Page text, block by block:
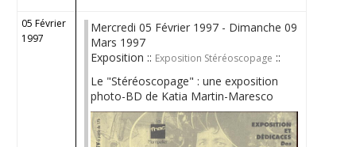
05 Février
1997
Mercredi 05 Février 1997 - Dimanche 09
Mars 1997
Exposition :: Exposition Stéréoscopage ::
Le "Stéréoscopage" : une exposition
photo-BD de Katia Martin-Maresco